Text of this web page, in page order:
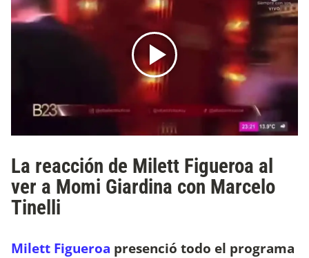
La reacción de Milett Figueroa al
ver a Momi Giardina con Marcelo
Tinelli
Milett Figueroa presenció todo el programa